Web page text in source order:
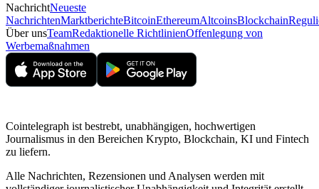
NachrichtNeueste
NachrichtenMarktberichteBitcoinEthereumAltcoinsBlockchain
Über unsTeamRedaktionelle RichtlinienOffenlegung von
Werbemaßnahmen
Cointelegraph ist bestrebt, unabhängigen, hochwertigen
Journalismus in den Bereichen Krypto, Blockchain, KI und Fintech
zu liefern.
Alle Nachrichten, Rezensionen und Analysen werden mit